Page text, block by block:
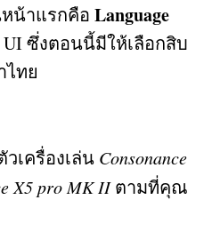
น้าแรกคือ Language
UIซึ่งตอนนี้มีให้เลือกสิบ
ไทย
เครื่องเล่น Consonance
X5 pro MK II ตามที่คุณ